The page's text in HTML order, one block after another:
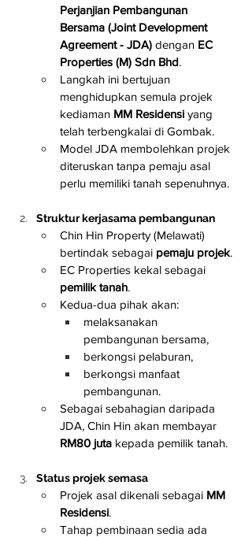
Perjanjian Pembangunan
Bersama (Joint Development
Agreement - JDA) dengan EC
Properties (M) Sdn Bhd.
Langkah ini bertujuan
menghidupkan semula projek
kediaman MM Residensi yang
telah terbengkalai di Gombak.
Model JDA membolehkan projek
diteruskan tanpa pemaju asal
perlu memiliki tanah sepenuhnya.
Struktur kerjasama pembangunan
Chin Hin Property (Melawati)
bertindak sebagai pemaju projek.
EC Properties kekal sebagai
pemilik tanah.
Kedua-dua pihak akan:
melaksanakan
pembangunan bersama,
berkongsi pelaburan,
berkongsi manfaat
pembangunan.
Sebagai sebahagian daripada
JDA, Chin Hin akan membayar
RM80 juta kepada pemilik tanah.
Status projek semasa
Projek asal dikenali sebagai MM
Residensi.
Tahap pembinaan sedia ada